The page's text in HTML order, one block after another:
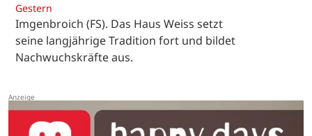
Gestern
Imgenbroich (FS). Das Haus Weiss setzt
seine langjährige Tradition fort und bildet
Nachwuchskräfte aus.